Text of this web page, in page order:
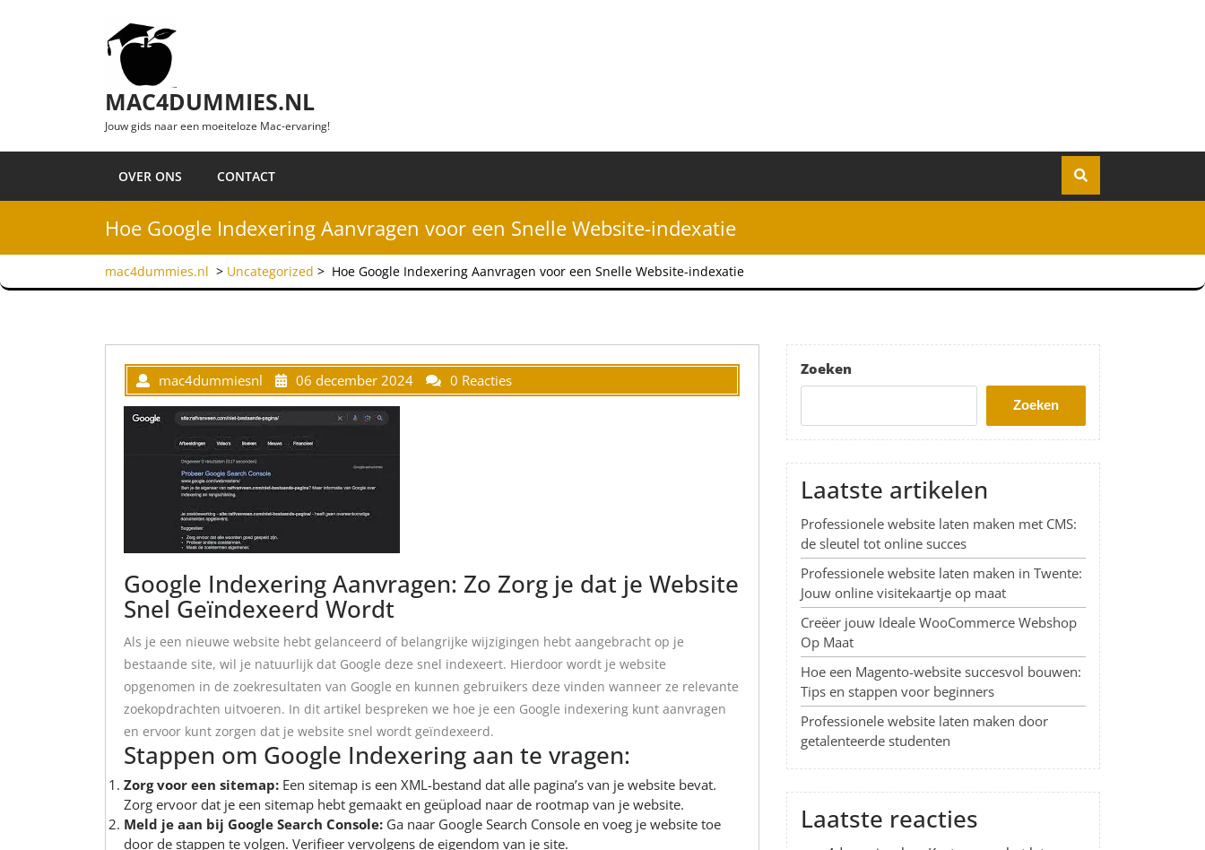
MAC4DUMMIES.NL
Jouw gids naar een moeiteloze Mac-ervaring!
OVER ONS CONTACT
Hoe Google Indexering Aanvragen voor een Snelle Website-indexatie
mac4dummies.nl > Uncategorized > Hoe Google Indexering Aanvragen voor een Snelle Website-indexatie
mac4dummiesnl 06 december 2024 0 Reacties
Google Indexering Aanvragen: Zo Zorg je dat je Website
Snel Geïndexeerd Wordt
Als je een nieuwe website hebt gelanceerd of belangrijke wijzigingen hebt aangebracht op je
bestaande site, wil je natuurlijk dat Google deze snel indexeert. Hierdoor wordt je website
opgenomen in de zoekresultaten van Google en kunnen gebruikers deze vinden wanneer ze relevante
zoekopdrachten uitvoeren. In dit artikel bespreken we hoe je een Google indexering kunt aanvragen
en ervoor kunt zorgen dat je website snel wordt geïndexeerd.
Stappen om Google Indexering aan te vragen:
Zorg voor een sitemap: Een sitemap is een XML-bestand dat alle pagina’s van je website bevat.
Zorg ervoor dat je een sitemap hebt gemaakt en geüpload naar de rootmap van je website.
Meld je aan bij Google Search Console: Ga naar Google Search Console en voeg je website toe
door de stappen te volgen. Verifieer vervolgens de eigendom van je site.
Zoeken
Zoeken
Laatste artikelen
Professionele website laten maken met CMS:
de sleutel tot online succes
Professionele website laten maken in Twente:
Jouw online visitekaartje op maat
Creëer jouw Ideale WooCommerce Webshop
Op Maat
Hoe een Magento-website succesvol bouwen:
Tips en stappen voor beginners
Professionele website laten maken door
getalenteerde studenten
Laatste reacties